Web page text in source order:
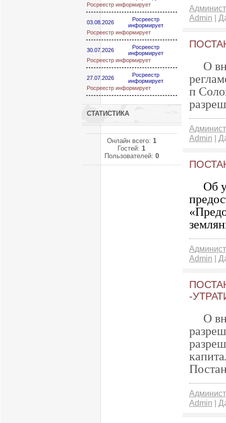
Росреестр информирует
03.08.2026
Росреестр
информирует
Росреестр информирует
30.07.2026
Росреестр
информирует
Росреестр информирует
27.07.2026
Росреестр
информирует
Росреестр информирует
СТАТИСТИКА
Онлайн всего: 1
Гостей:1
Пользователей: 0
Admin |
О
п
Admin |
Об
Admin |
-
О
Admin |